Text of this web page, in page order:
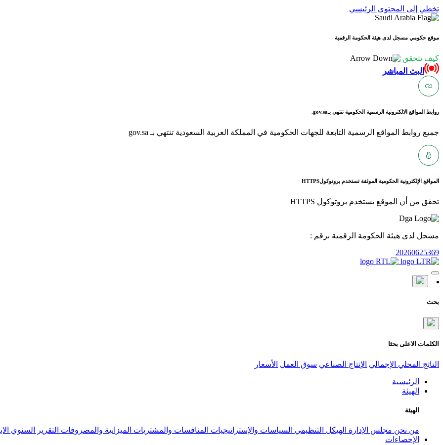
تخطي إلى المحتوى الرئيسي
موقع حكومي مسجل لدى هيئة الحكومة الرقمية
كيف تتحقق
البث المباشر
روابط المواقع الالكترونية الرسمية الحكومية تنتهي بـgov.sa.
جميع روابط المواقع الرسمية التابعة للجهات الحكومية في المملكة العربية السعودية تنتهي بـ gov.sa
المواقع الإلكترونية الحكومية الموثقة تستخدم بروتوكولHTTPS
تحقق من أن الموقع يستخدم بروتوكول HTTPS
مسجل لدى هيئة الحكومة الرقمية برقم :
20260625369
بحث
الكلمات الاعلى بحثا
الناتج المحلي الإجمالي الإنتاج الصناعي سوق العمل الأسعار
الرئيسية
الهيئة
الهيئة
من نحن مجلس الإدارة الهيكل التنظيمي السياسات والإستراتيجيات المنافسات والمشتريات الميزانية والمصروفات التقرير السنوي
الإحصاءات